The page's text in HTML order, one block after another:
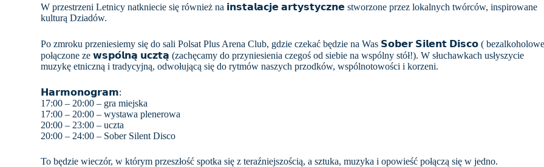
W przestrzeni Letnicy natkniecie się również na 𝗶𝗻𝘀𝘁𝗮𝗹𝗮𝗰𝗷𝗲 𝗮𝗿𝘁𝘆𝘀𝘁𝘆𝗰𝘇𝗻𝗲 stworzone przez lokalnych twórców, inspirowane
kulturą Dziadów.
Po zmroku przeniesiemy się do sali Polsat Plus Arena Club, gdzie czekać będzie na Was 𝗦𝗼𝗯𝗲𝗿 𝗦𝗶𝗹𝗲𝗻𝘁 𝗗𝗶𝘀𝗰𝗼 (
połączone ze 𝘄𝘀𝗽𝗼́𝗹𝗻𝗮̨ 𝘂𝗰𝘇𝘁𝗮̨ (zachęcamy do przyniesienia czegoś od siebie na wspólny stół!). W słuchawkach usłyszycie
muzykę etniczną i tradycyjną, odwołującą się do rytmów naszych przodków, wspólnotowości i korzeni.
𝗛𝗮𝗿𝗺𝗼𝗻𝗼𝗴𝗿𝗮𝗺:
17:00 – 20:00 – gra miejska
17:00 – 20:00 – wystawa plenerowa
20:00 – 23:00 – uczta
20:00 – 24:00 – Sober Silent Disco
To będzie wieczór, w którym przeszłość spotka się z teraźniejszością, a sztuka, muzyka i opowieść połączą się w jedno.